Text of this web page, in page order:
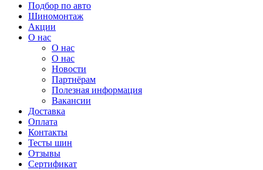
Подбор по авто
Шиномонтаж
Акции
О нас
О нас
О нас
Новости
Партнёрам
Полезная информация
Вакансии
Доставка
Оплата
Контакты
Тесты шин
Отзывы
Сертификат